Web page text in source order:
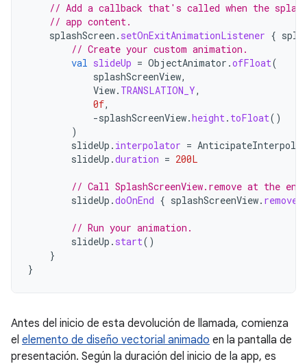
// Add a callback that's called when the
// app content.
splashScreen . setOnExitAnimationListener {
// Create your custom animation.
val slideUp = ObjectAnimator .ofFloat(
splashScreenView,
View. TRANSLATION_Y,
0f,
-splashScreenView.height. toFloat()
)
slideUp . interpolator =
slideUp .duration = 200L
// Call SplashScreenView.remove at the
slideUp .doOnEnd { splashScreenView. remove
// Run your animation.
slideUp . start()
}
}
Antes del inicio de esta devolución de llamada, comienza
el elemento de diseño vectorial animado en la pantalla de
presentación. Según la duración del inicio de la app, es